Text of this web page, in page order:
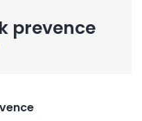
prevence